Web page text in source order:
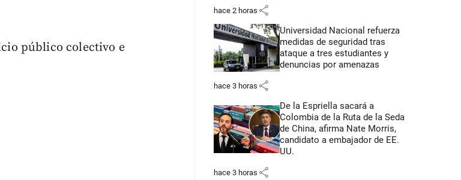
público colectivo e
hace 2 horas share
Universidad Nacional refuerza
medidas de seguridad tras
ataque a tres estudiantes y
denuncias por amenazas
hace 3 horas share
De la Espriella sacará a
Colombia de la Ruta de la Seda
de China, afirma Nate Morris,
candidato a embajador de EE.
UU.
hace 3 horas share